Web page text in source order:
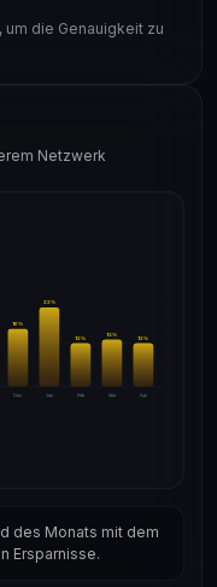
die Genauigkeit zu
Netzwerk
Dez
16%
Jan
22%
Feb
12%
Mär
13%
Apr
12%
des Monats mit dem
Ersparnisse.